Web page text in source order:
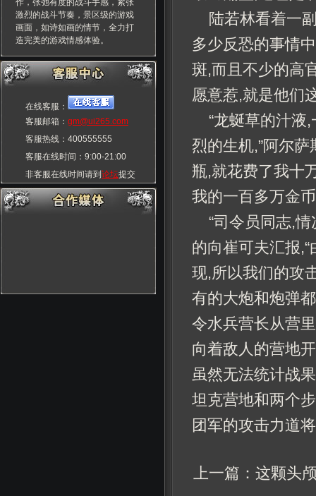
陆若林看着一
多少反恐的事情
斑,而且不少的高
愿意惹,就是他们
“龙蜒草的汁液
烈的生机,”阿尔
瓶,就花费了我十
我的一百多万金
“司令员同志,
的向崔可夫汇报
现,所以我们的攻
有的大炮和炮弹
令水兵营长从营
向着敌人的营地
虽然无法统计战
坦克营地和两个
团军的攻击力道
上一篇： 这颗头
作，张弛有度的战斗手感，紧张
激烈的战斗节奏，景区级的游戏
画面，如诗如画的情节，全力打
造完美的游戏情感体验。
在线客服：
客服邮箱： gm@ui265.com
客服热线：400555555
客服在线时间：9:00-21:00
非客服在线时间请到 论坛提交
玩家交流群：55555555